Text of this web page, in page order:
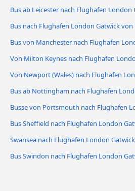
Bus ab Leicester nach Flughafen London
Bus nach Flughafen London Gatwick
Bus von Manchester nach Flughafen
Von Milton Keynes nach Flughafen
Von Newport (Wales) nach Flughafen
Bus ab Nottingham nach Flughafen
Busse von Portsmouth nach Flughafen
Bus Sheffield nach Flughafen London
Swansea nach Flughafen London
Bus Swindon nach Flughafen London